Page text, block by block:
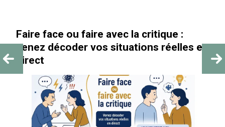
en
« Au-delà des paillettes »